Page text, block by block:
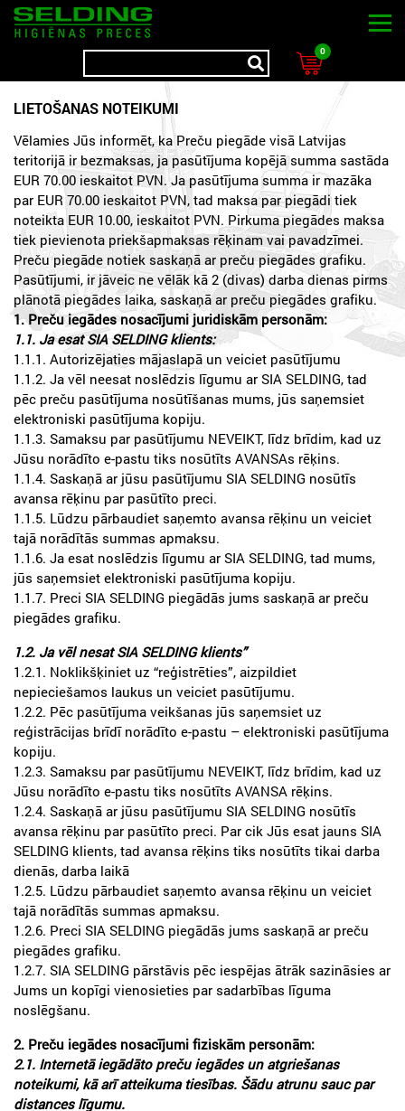
0
LIETOŠANAS NOTEIKUMI
Vēlamies Jūs informēt, ka Preču piegāde visā Latvijas
teritorijā ir bezmaksas, ja pasūtījuma kopējā summa sastāda
EUR 70.00 ieskaitot PVN. Ja pasūtījuma summa ir mazāka
par EUR 70.00 ieskaitot PVN, tad maksa par piegādi tiek
noteikta EUR 10.00, ieskaitot PVN. Pirkuma piegādes maksa
tiek pievienota priekšapmaksas rēķinam vai pavadzīmei.
Preču piegāde notiek saskaņā ar preču piegādes grafiku.
Pasūtījumi, ir jāveic ne vēlāk kā 2 (divas) darba dienas pirms
plānotā piegādes laika, saskaņā ar preču piegādes grafiku.
1. Preču iegādes nosacījumi juridiskām personām:
1.1. Ja esat SIA SELDING klients:
1.1.1. Autorizējaties mājaslapā un veiciet pasūtījumu
1.1.2. Ja vēl neesat noslēdzis līgumu ar SIA SELDING, tad
pēc preču pasūtījuma nosūtīšanas mums, jūs saņemsiet
elektroniski pasūtījuma kopiju.
1.1.3. Samaksu par pasūtījumu NEVEIKT, līdz brīdim, kad uz
Jūsu norādīto e-pastu tiks nosūtīts AVANSAs rēķins.
1.1.4. Saskaņā ar jūsu pasūtījumu SIA SELDING nosūtīs
avansa rēķinu par pasūtīto preci.
1.1.5. Lūdzu pārbaudiet saņemto avansa rēķinu un veiciet
tajā norādītās summas apmaksu.
1.1.6. Ja esat noslēdzis līgumu ar SIA SELDING, tad mums,
jūs saņemsiet elektroniski pasūtījuma kopiju.
1.1.7. Preci SIA SELDING piegādās jums saskaņā ar preču
piegādes grafiku.
1.2. Ja vēl nesat SIA SELDING klients”
1.2.1. Noklikšķiniet uz “reģistrēties”, aizpildiet
nepieciešamos laukus un veiciet pasūtījumu.
1.2.2. Pēc pasūtījuma veikšanas jūs saņemsiet uz
reģistrācijas brīdī norādīto e-pastu – elektroniski pasūtījuma
kopiju.
1.2.3. Samaksu par pasūtījumu NEVEIKT, līdz brīdim, kad uz
Jūsu norādīto e-pastu tiks nosūtīts AVANSA rēķins.
1.2.4. Saskaņā ar jūsu pasūtījumu SIA SELDING nosūtīs
avansa rēķinu par pasūtīto preci. Par cik Jūs esat jauns SIA
SELDING klients, tad avansa rēķins tiks nosūtīts tikai darba
dienās, darba laikā
1.2.5. Lūdzu pārbaudiet saņemto avansa rēķinu un veiciet
tajā norādītās summas apmaksu.
1.2.6. Preci SIA SELDING piegādās jums saskaņā ar preču
piegādes grafiku.
1.2.7. SIA SELDING pārstāvis pēc iespējas ātrāk sazināsies ar
Jums un kopīgi vienosieties par sadarbības līguma
noslēgšanu.
2. Preču iegādes nosacījumi fiziskām personām:
2.1. Internetā iegādāto preču iegādes un atgriešanas
noteikumi, kā arī atteikuma tiesības. Šādu atrunu sauc par
distances līgumu.